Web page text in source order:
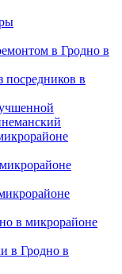
в Гродно в
посредников в
в микрорайоне
в Гродно в